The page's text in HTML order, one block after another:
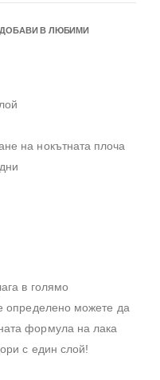
ДОБАВИ В ЛЮБИМИ
на нокътната плоча
в голямо
определено можете да
формула на лака
с един слой!